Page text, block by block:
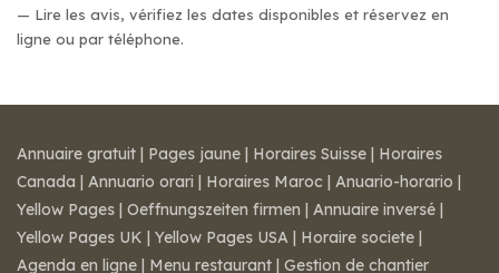
— Lire les avis, vérifiez les dates disponibles et réservez en
ligne ou par téléphone.
Annuaire gratuit | Pages jaune | Horaires Suisse | Horaires
Canada | Annuario orari | Horaires Maroc | Anuario-horario |
Yellow Pages | Oeffnungszeiten firmen | Annuaire inversé |
Yellow Pages UK | Yellow Pages USA | Horaire societe |
Agenda en ligne | Menu restaurant | Gestion de chantier